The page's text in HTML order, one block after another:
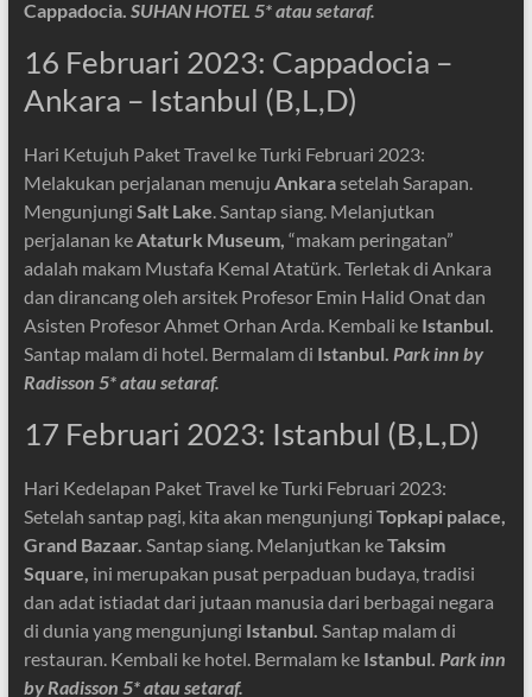
Cappadocia. SUHAN HOTEL 5* atau setaraf.
16 Februari 2023: Cappadocia –
Ankara – Istanbul (B,L,D)
Hari Ketujuh Paket Travel ke Turki Februari 2023:
Melakukan perjalanan menuju Ankarasetelah Sarapan.
Mengunjungi Salt Lake.Santap siang. Melanjutkan
perjalanan keAtaturk Museum, “makam peringatan”
adalah makam Mustafa Kemal Atatürk. Terletak di Ankara
dan dirancang oleh arsitek Profesor Emin Halid Onat dan
Asisten Profesor Ahmet Orhan Arda. Kembali ke Istanbul.
Santap malam di hotel. Bermalam di Istanbul. Park inn by
Radisson 5* atau setaraf.
17 Februari 2023: Istanbul (B,L,D)
Hari Kedelapan Paket Travel ke Turki Februari 2023:
Setelah santap pagi, kita akan mengunjungi Topkapi palace,
Grand Bazaar. Santap siang. Melanjutkan keTaksim
Square, ini merupakan pusat perpaduan budaya, tradisi
dan adat istiadat dari jutaan manusia dari berbagai negara
di dunia yang mengunjungi Istanbul. Santap malam di
restauran. Kembali ke hotel. Bermalam ke Istanbul. Park inn
by Radisson 5* atau setaraf.